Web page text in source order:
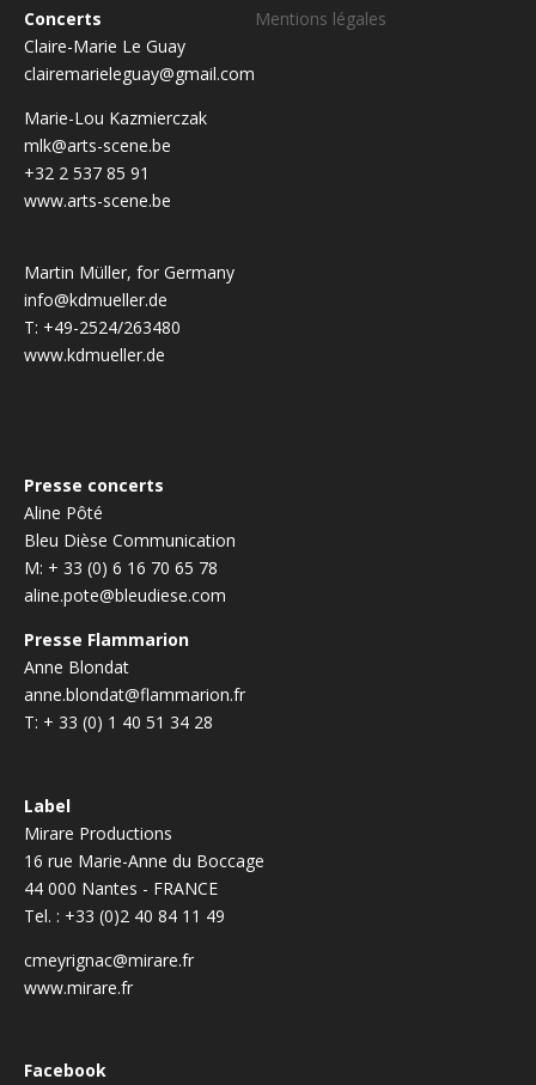
Concerts
Claire-Marie Le Guay
clairemarieleguay@gmail.com
Marie-Lou Kazmierczak
mlk@arts-scene.be
+32 2 537 85 91
www.arts-scene.be
Martin Müller, for Germany
info@kdmueller.de
T: +49-2524/263480
www.kdmueller.de
Mentions légales
Presse concerts
Aline Pôté
Bleu Dièse Communication
M: + 33 (0) 6 16 70 65 78
aline.pote@bleudiese.com
Presse Flammarion
Anne Blondat
anne.blondat@flammarion.fr
T: + 33 (0) 1 40 51 34 28
Label
Mirare Productions
16 rue Marie-Anne du Boccage
44 000 Nantes - FRANCE
Tel. : +33 (0)2 40 84 11 49
cmeyrignac@mirare.fr
www.mirare.fr
Facebook